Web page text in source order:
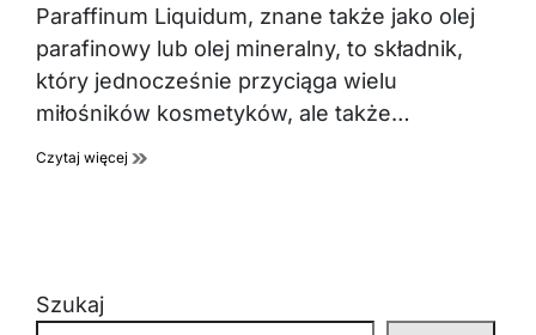
Paraffinum Liquidum, znane także jako olej
parafinowy lub olej mineralny, to składnik,
który jednocześnie przyciąga wielu
miłośników kosmetyków, ale także…
Czytaj więcej
Szukaj